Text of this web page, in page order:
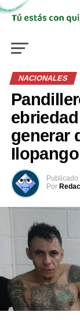
NACIONALES
generar
Ilopango
Publicado
Por